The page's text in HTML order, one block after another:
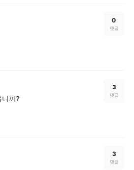
0
댓글
니까?
3
댓글
3
댓글